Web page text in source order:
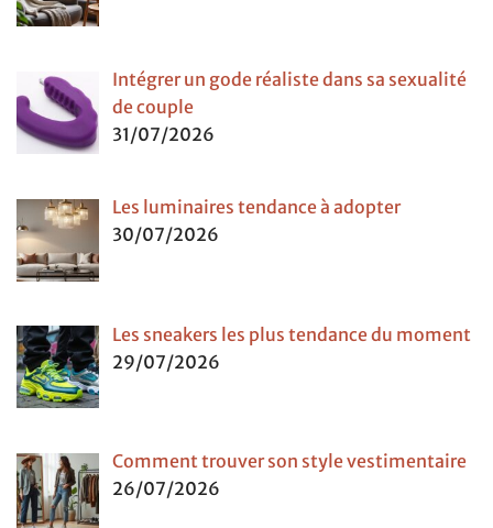
Intégrer un gode réaliste dans sa sexualité
de couple
31/07/2026
Les luminaires tendance à adopter
30/07/2026
Les sneakers les plus tendance du moment
29/07/2026
Comment trouver son style vestimentaire
26/07/2026